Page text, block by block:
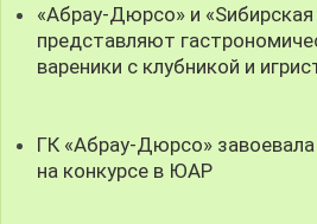
«Абрау-Дюрсо» и
представляют
вареники с клубникой и
ГК «Абрау-Дюрсо»
на конкурсе в ЮАР